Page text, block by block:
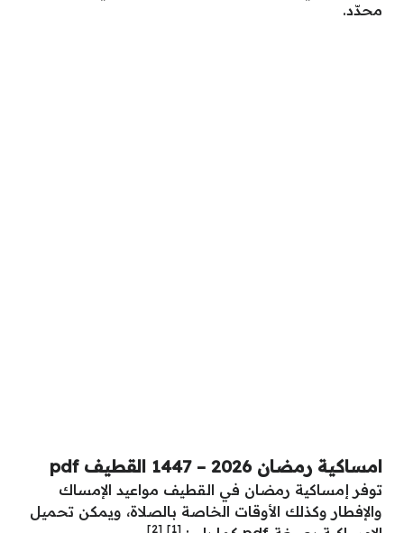
محدّد.
امساكية رمضان 2026 – 1447 القطيف pdf
توفر إمساكية رمضان في القطيف مواعيد الإمساك
والإفطار وكذلك الأوقات الخاصة بالصلاة، ويمكن تحميل
[1]
[2]